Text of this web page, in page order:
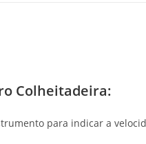
Colheitadeira:
para indicar a